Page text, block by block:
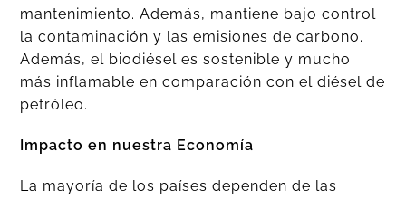
mantenimiento. Además, mantiene bajo control
la contaminación y las emisiones de carbono.
Además, el biodiésel es sostenible y mucho
más inflamable en comparación con el diésel de
petróleo.
Impacto en nuestra Economía
La mayoría de los países dependen de las